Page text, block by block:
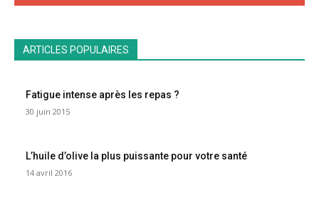
ARTICLES POPULAIRES
Fatigue intense après les repas ?
30 juin 2015
L’huile d’olive la plus puissante pour votre santé
14 avril 2016